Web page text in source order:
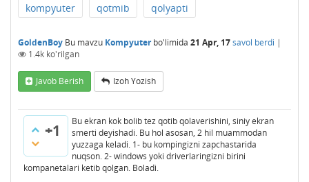
kompyuter qotmib qolyapti
GoldenBoy Bu mavzu Kompyuterbo'limida 21 Apr, 17savol berdi |
1.4k ko'rilgan
Javob Berish Izoh Yozish
+1
Bu ekran kok bolib tez qotib qolaverishini, siniy ekran
smerti deyishadi. Bu hol asosan, 2 hil muammodan
yuzzaga keladi. 1- bu kompingizni zapchastarida
nuqson. 2- windows yoki driverlaringizni birini
kompanetalari ketib qolgan. Boladi.